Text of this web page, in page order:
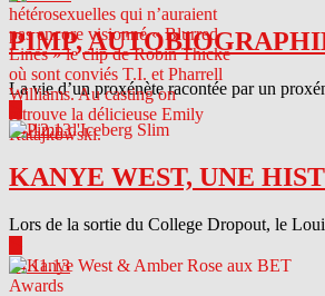
PIMP,
La vie d’un proxénète racontée par un
04.12.13
KANYE WEST, UNE
Lors de la sortie du College Dropout, le
04.11.13